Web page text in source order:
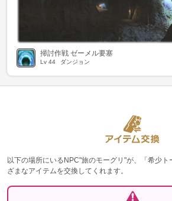
掃討作戦 ゼーメル要塞
Lv 44 ダンジョン
以下の場所にいるNPC"旅のモーグリ"が、「希少ト
ざまなアイテムを交換してくれます。